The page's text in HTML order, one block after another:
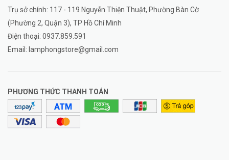
Trụ sở chính: 117 - 119 Nguyễn Thiện Thuật, Phường Bàn Cờ
(Phường 2, Quận 3), TP Hồ Chí Minh
Điện thoại: 0937.859.591
Email: lamphongstore@gmail.com
PHƯƠNG THỨC THANH TOÁN